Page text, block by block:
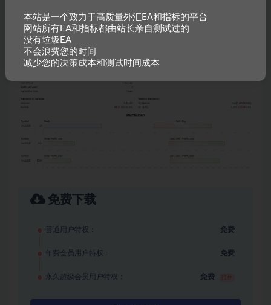
免费下载
普通用户特权： 免费
年费会员用户特权： 免费
永久超级会员用户特权： 免费
本站是一个致力于高质量外汇EA和指标的平台
网站所有EA和指标都由站长亲自测试过的
没有垃圾EA
不会浪费您的时间
减少您的决策成本和测试时间成本